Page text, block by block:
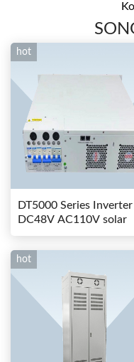
hot
DT5000 Series Inverter
DC48V AC110V solar
hot